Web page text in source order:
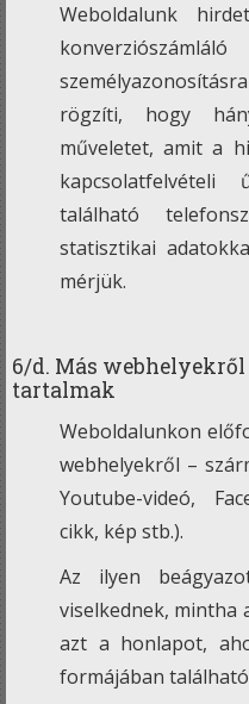
Weboldalunk
rögzíti, hogy
műveletet, amit a
kapcsolatfelvételi
található
statisztikai
mérjük.
6/d. Más
tartalmak
Weboldalunkon
webhelyekről –
Youtube-videó,
cikk, kép stb.).
Az ilyen
viselkednek, mintha
azt a honlapot,
formájában